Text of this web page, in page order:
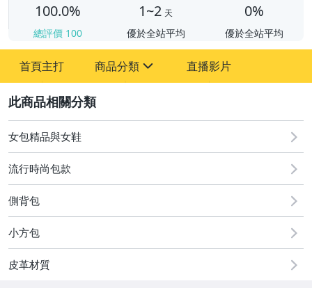
100.0%
總評價 100
1~2 天
優於全站平均
0%
優於全站平均
首頁主打 商品分類
圖書/影音/文具
手機、配件與通訊
美容保養與彩妝
電腦、平板與周邊
相機、攝影與周邊
直播影片
女包精品與女鞋
流行時尚包款
側背包
小方包
皮革材質